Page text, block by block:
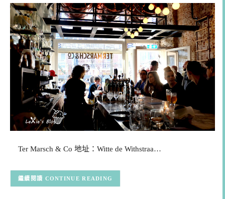
Ter Marsch & Co 地址：Witte de Withstraa…
CONTINUE READING